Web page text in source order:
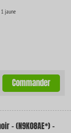
jaune
Commander
- (N9K08AE*) -